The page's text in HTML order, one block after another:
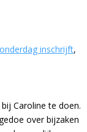
inschrijft,
Caroline te doen.
over bijzaken